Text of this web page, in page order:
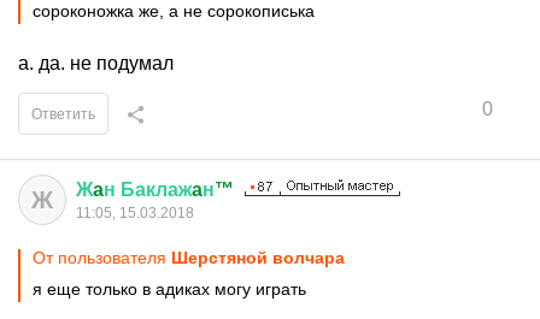
сороконожка же, а не сорокописька
а. да. не подумал
0
Ответить
Ж Жaн Баклажaн™
11:05, 15.03.2018
От пользователя Шерстяной волчара
я еще только в адиках могу играть